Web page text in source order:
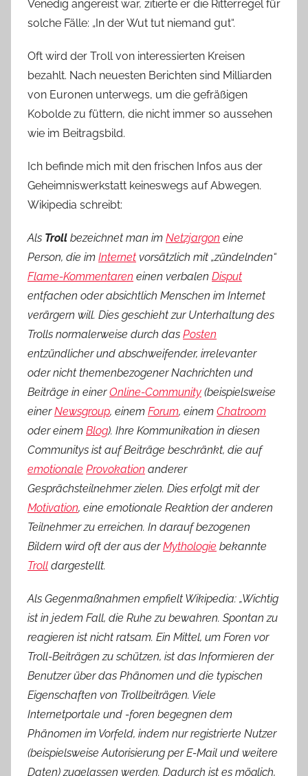
Venedig angereist war, zitierte er die Ritterregel für
solche Fälle: „In der Wut tut niemand gut“.
Oft wird der Troll von interessierten Kreisen
bezahlt. Nach neuesten Berichten sind Milliarden
von Euronen unterwegs, um die gefräßigen
Kobolde zu füttern, die nicht immer so aussehen
wie im Beitragsbild.
Ich befinde mich mit den frischen Infos aus der
Geheimniswerkstatt keineswegs auf Abwegen.
Wikipedia schreibt:
Als Troll bezeichnet man im Netzjargon eine
Person, die im Internet vorsätzlich mit „zündelnden“
Flame-Kommentaren einen verbalen Disput
entfachen oder absichtlich Menschen im Internet
verärgern will. Dies geschieht zur Unterhaltung des
Trolls normalerweise durch das Posten
entzündlicher und abschweifender, irrelevanter
oder nicht themenbezogener Nachrichten und
Beiträge in einerOnline-Community (beispielsweise
einerNewsgroup, einem Forum, einem Chatroom
oder einem Blog). Ihre Kommunikation in diesen
Communitys ist auf Beiträge beschränkt, die auf
emotionale Provokation anderer
Gesprächsteilnehmer zielen. Dies erfolgt mit der
Motivation, eine emotionale Reaktion der anderen
Teilnehmer zu erreichen. In darauf bezogenen
Bildern wird oft der aus derMythologie bekannte
Troll dargestellt.
Als Gegenmaßnahmen empfielt Wikipedia: „Wichtig
ist in jedem Fall, die Ruhe zu bewahren. Spontan zu
reagieren ist nicht ratsam. Ein Mittel, um Foren vor
Troll-Beiträgen zu schützen, ist das Informieren der
Benutzer über das Phänomen und die typischen
Eigenschaften von Trollbeiträgen. Viele
Internetportale und -foren begegnen dem
Phänomen im Vorfeld, indem nur registrierte Nutzer
(beispielsweise Autorisierung per E-Mail und weitere
Daten) zugelassen werden. Dadurch ist es möglich,